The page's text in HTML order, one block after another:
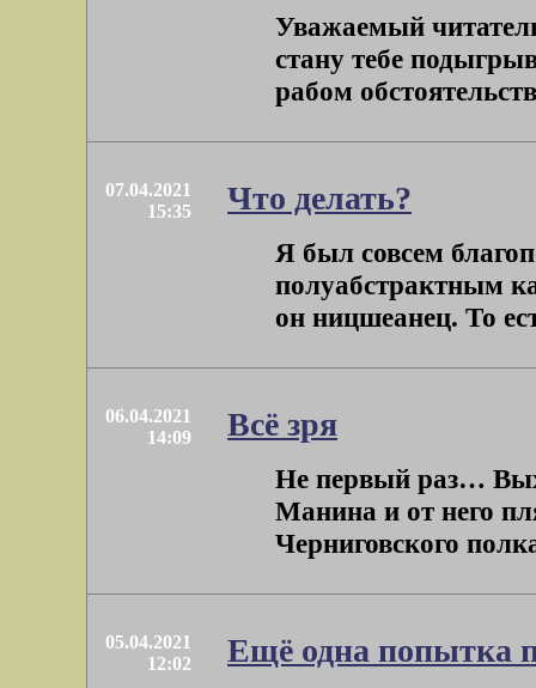
Уважаемый
стану тебе
рабом
07.04.2021
15:35
Что делать?
Я был совсем
полуабстрактным
он ницшеанец. То
06.04.2021
14:09
Всё зря
Не первый раз…
Манина и от него
Черниговского
05.04.2021
12:02
Ещё одна попытка